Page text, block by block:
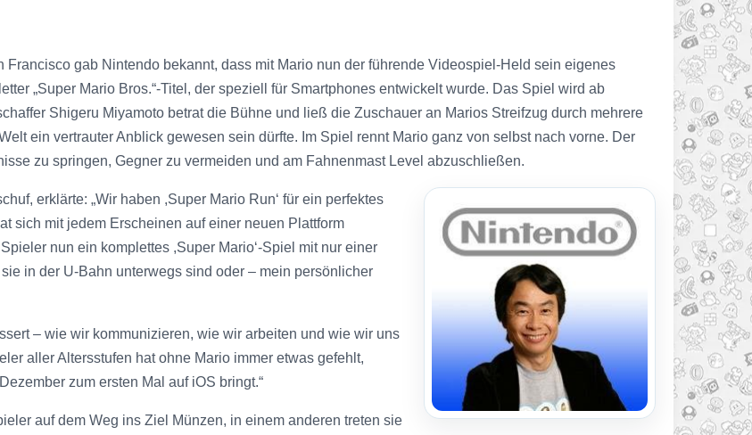
gab Nintendo bekannt, dass mit Mario nun der führende Videospiel-Held sein eigenes
„Super Mario Bros.“-Titel, der speziell für Smartphones entwickelt wurde. Das Spiel wird ab
Shigeru Miyamoto betrat die Bühne und ließ die Zuschauer an Marios Streifzug durch mehrere
ein vertrauter Anblick gewesen sein dürfte. Im Spiel rennt Mario ganz von selbst nach vorne. Der
zu springen, Gegner zu vermeiden und am Fahnenmast Level abzuschließen.
erklärte: „Wir haben ,Super Mario Run‘ für ein perfektes
sich mit jedem Erscheinen auf einer neuen Plattform
nun ein komplettes ,Super Mario‘-Spiel mit nur einer
in der U-Bahn unterwegs sind oder – mein persönlicher
– wie wir kommunizieren, wie wir arbeiten und wie wir uns
aller Altersstufen hat ohne Mario immer etwas gefehlt,
zum ersten Mal auf iOS bringt.“
auf dem Weg ins Ziel Münzen, in einem anderen treten sie